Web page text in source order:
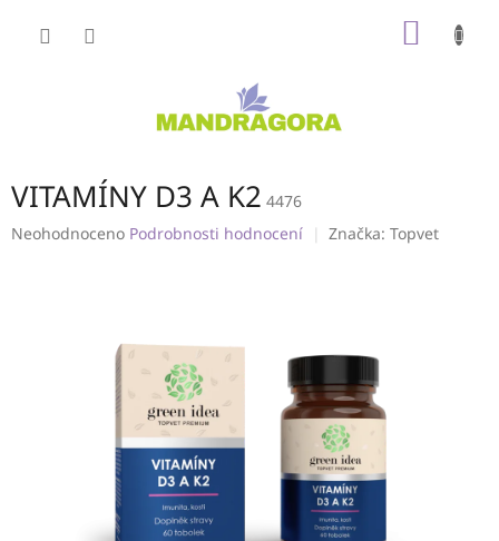
VITAMÍNY D3 A K2 4476
Průměrné
Neohodnoceno Podrobnosti hodnocení Značka: Topvet